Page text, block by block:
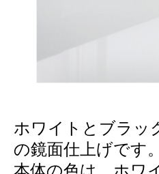
ホワイトとブラッ
の鏡面仕上げです。